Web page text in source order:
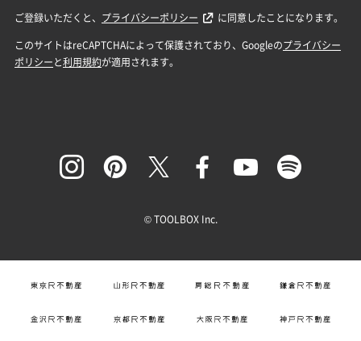
© TOOLBOX Inc.